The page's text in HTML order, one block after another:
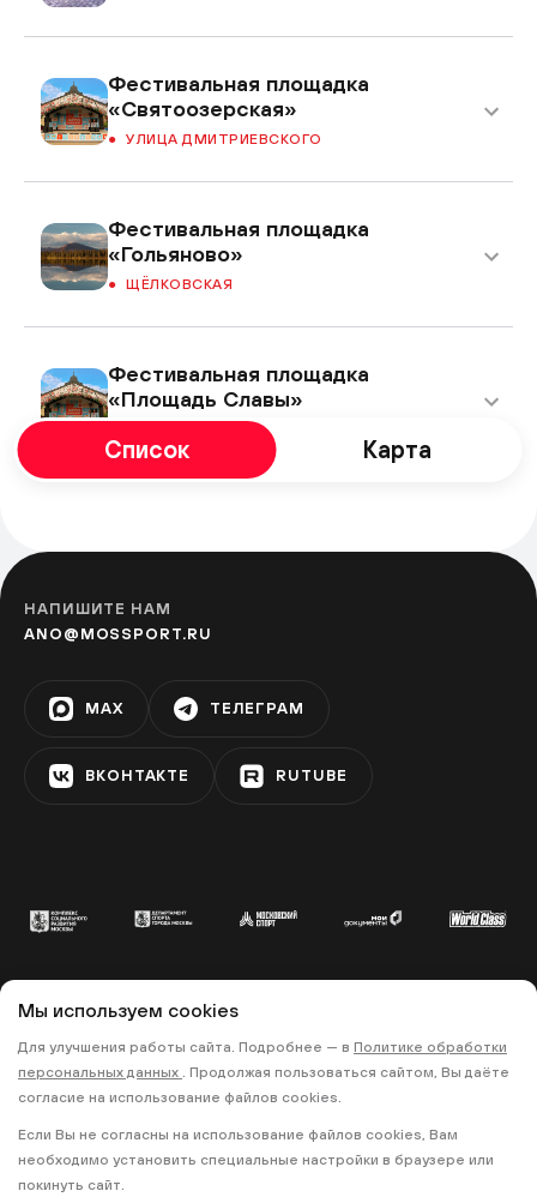
Фестивальная площадка
«Святоозерская»
УЛИЦА ДМИТРИЕВСКОГО
Фестивальная площадка
«Гольяново»
ЩЁЛКОВСКАЯ
Фестивальная площадка
«Площадь Славы»
ЗЯБЛИКОВО
бульваре Дмитрия Донского
УЛИЦА СТАРОКАЧАЛОВСКАЯ
Фестивальная площадка «Теплый
ТЁПЛЫЙ СТАН
Список Карта
НАПИШИТЕ НАМ
ANO@MOSSPORT.RU
MAX ТЕЛЕГРАМ
ВКОНТАКТЕ RUTUBE
© 2022 «МОСКОВСКИЙ СПОРТ»
• ПОЛИТИКА КОНФИДЕНЦИАЛЬНОСТИ •
ПРАВИЛА ЗАПИСИ НА ТРЕНИРОВКИ
Мы используем cookies
Для улучшения работы сайта. Подробнее — в Политике обработки
персональных данных . Продолжая пользоваться сайтом, Вы даёте
согласие на использование файлов cookies.
Если Вы не согласны на использование файлов cookies, Вам
необходимо установить специальные настройки в браузере или
покинуть сайт.